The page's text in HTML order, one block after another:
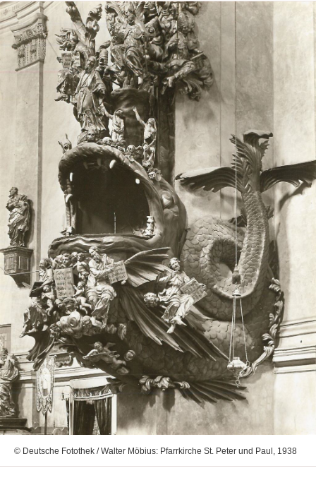
© Deutsche Fotothek / Walter Möbius: Pfarrkirche St. Peter und Paul, 1938